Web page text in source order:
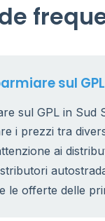
sul
sul GPL in Sud
i prezzi tra
ai
le offerte delle